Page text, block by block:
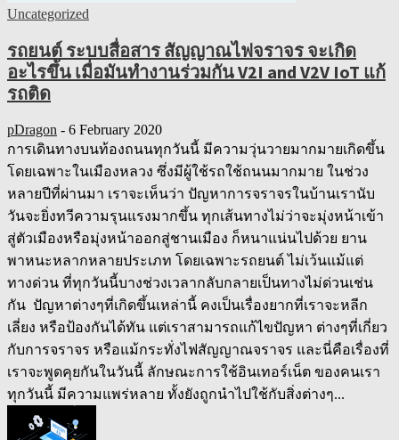
Uncategorized
รถยนต์ ระบบสื่อสาร สัญญาณไฟจราจร จะเกิด
อะไรขึ้น เมื่อมันทำงานร่วมกัน V2I and V2V IoT แก้
รถติด
pDragon - 6 February 2020
การเดินทางบนท้องถนนทุกวันนี้ มีความวุ่นวายมากมายเกิดขึ้น
โดยเฉพาะในเมืองหลวง ซึ่งมีผู้ใช้รถใช้ถนนมากมาย ในช่วง
หลายปีที่ผ่านมา เราจะเห็นว่า ปัญหาการจราจรในบ้านเรานับ
วันจะยิ่งทวีความรุนแรงมากขึ้น ทุกเส้นทางไม่ว่าจะมุ่งหน้าเข้า
สู่ตัวเมืองหรือมุ่งหน้าออกสู่ชานเมือง ก็หนาแน่นไปด้วย ยาน
พาหนะหลากหลายประเภท โดยเฉพาะรถยนต์ ไม่เว้นแม้แต่
ทางด่วน ที่ทุกวันนี้บางช่วงเวลากลับกลายเป็นทางไม่ด่วนเช่น
กัน ปัญหาต่างๆที่เกิดขึ้นเหล่านี้ คงเป็นเรื่องยากที่เราจะหลีก
เลี่ยง หรือป้องกันได้ทัน แต่เราสามารถแก้ไขปัญหา ต่างๆที่เกี่ยว
กับการจราจร หรือแม้กระทั่งไฟสัญญาณจราจร และนี่คือเรื่องที่
เราจะพูดคุยกันในวันนี้ ลักษณะการใช้อินเทอร์เน็ต ของคนเรา
ทุกวันนี้ มีความแพร่หลาย ทั้งยังถูกนำไปใช้กับสิ่งต่างๆ...